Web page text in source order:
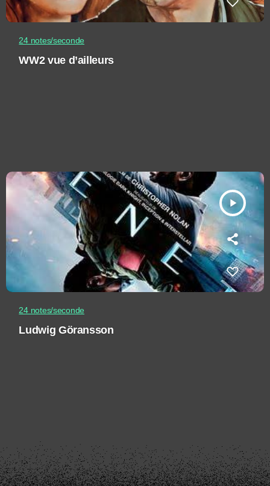
24 notes/seconde
WW2 vue d’ailleurs
play_arrow
24 notes/seconde
Ludwig Göransson